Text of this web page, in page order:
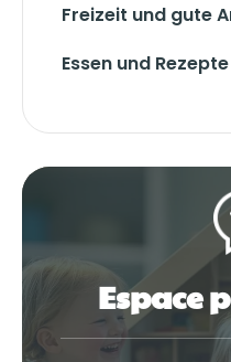
Freizeit und gute
Essen und Rezepte
Espace